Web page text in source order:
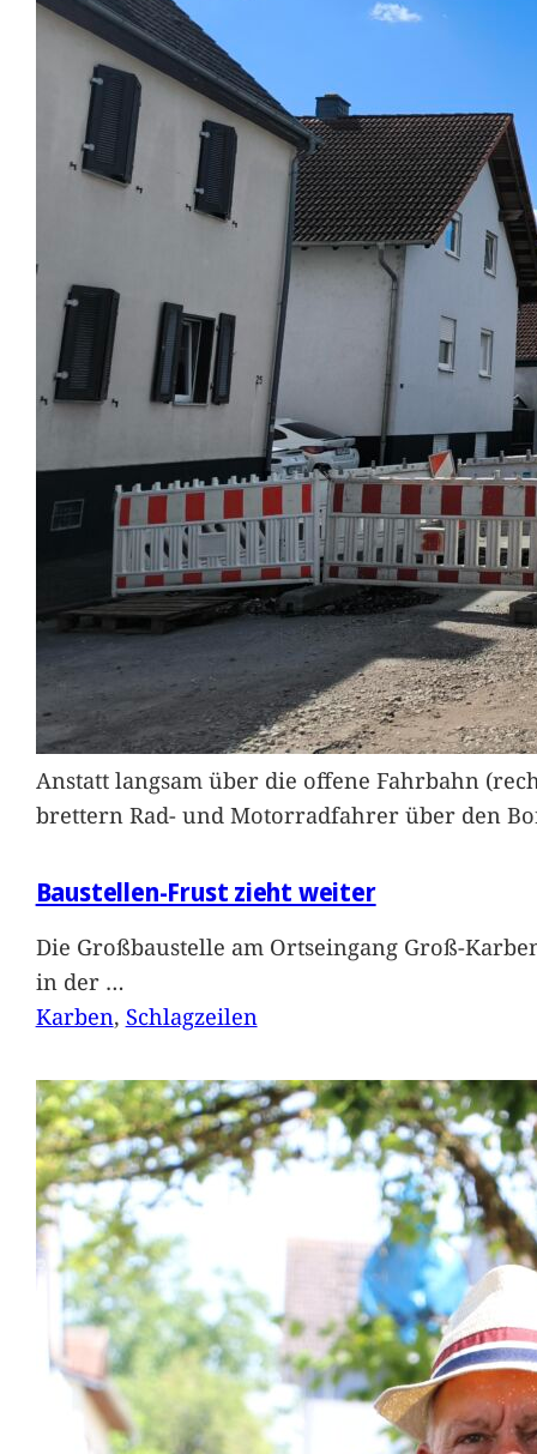
Anstatt langsam über die offene Fahrbahn
brettern Rad- und Motorradfahrer über den
Baustellen-Frust zieht weiter
Die Großbaustelle am Ortseingang Groß-
in der …
Karben, Schlagzeilen